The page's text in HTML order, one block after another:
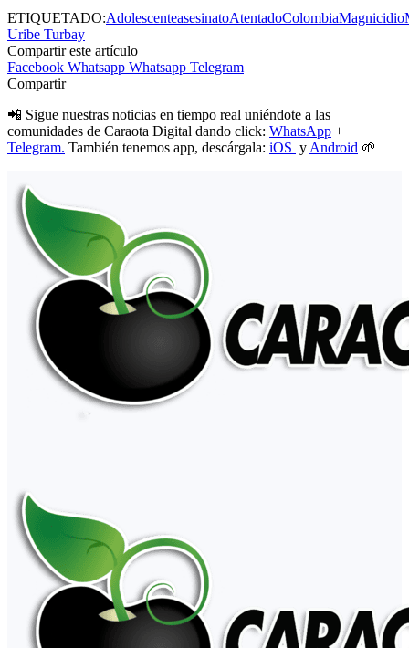
ETIQUETADO:AdolescenteasesinatoAtentadoColombiaMagnicidio
Uribe Turbay
Compartir este artículo
Facebook Whatsapp Whatsapp Telegram
Compartir
📲 Sigue nuestras noticias en tiempo real uniéndote a las
comunidades de Caraota Digital dando click: WhatsApp +
Telegram. También tenemos app, descárgala: iOS y Android 🌱